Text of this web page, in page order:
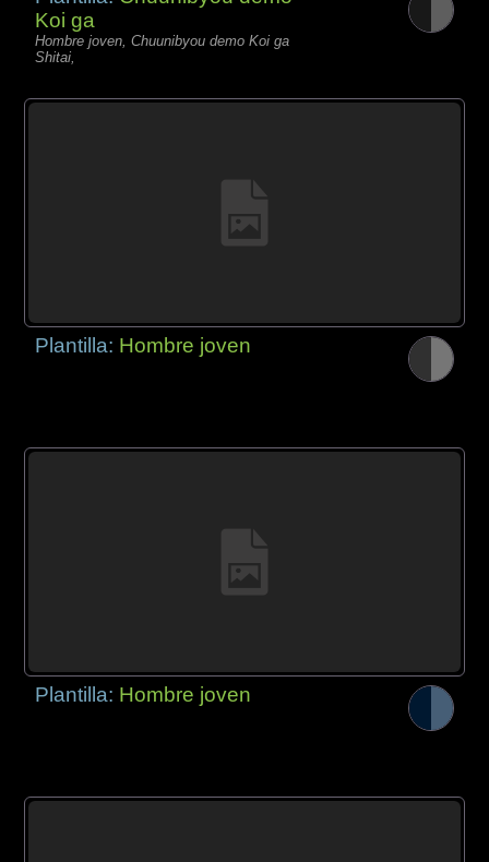
Koi ga
Hombre joven, Chuunibyou demo Koi ga
Shitai,
Plantilla: Hombre joven
Plantilla: Hombre joven